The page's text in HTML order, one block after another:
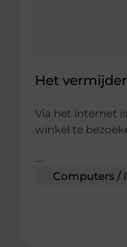
Het
Via het internet
winkel te
Computers /